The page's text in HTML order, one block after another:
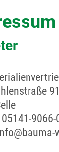
91
9066-